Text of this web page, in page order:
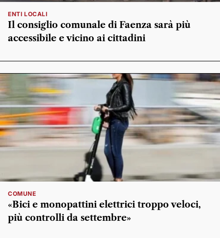
ENTI LOCALI
Il consiglio comunale di Faenza sarà più
accessibile e vicino ai cittadini
COMUNE
«Bici e monopattini elettrici troppo veloci,
più controlli da settembre»